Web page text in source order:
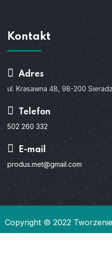
Kontakt
Adres
ul. Krasawna 48, 98-200 Sieradz
Telefon
502 260 332
E-mail
produs.met@gmail.com
Copyright © 2022
Gdańsk